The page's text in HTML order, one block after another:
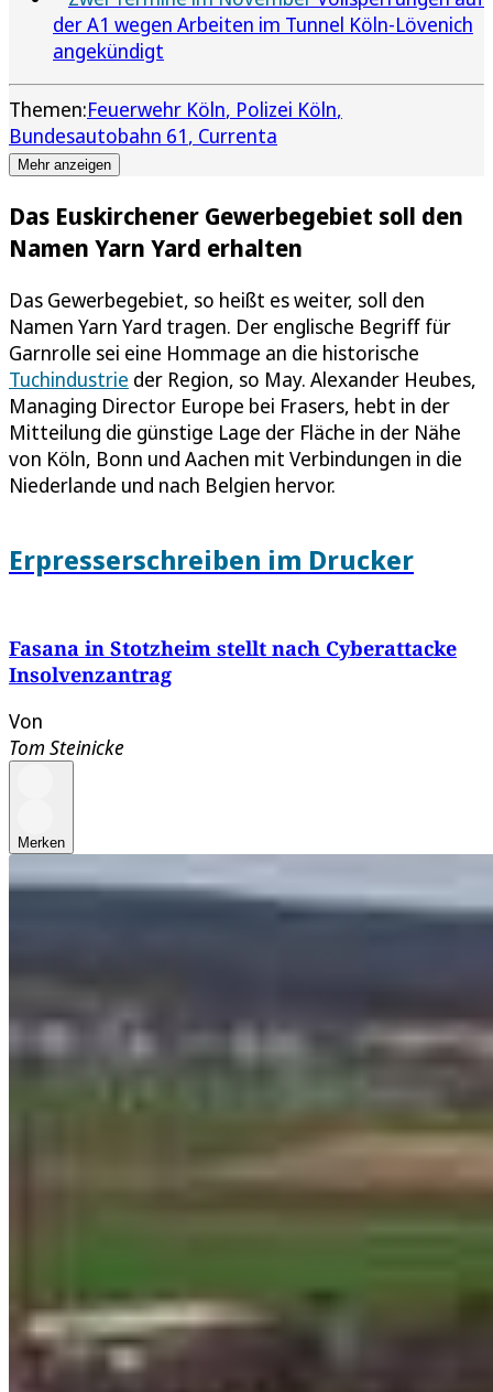
der A1 wegen Arbeiten im Tunnel Köln-Lövenich
angekündigt
Themen:Feuerwehr Köln Polizei Köln
Bundesautobahn 61 Currenta
Mehr anzeigen
Das Euskirchener Gewerbegebiet soll den
Namen Yarn Yard erhalten
Das Gewerbegebiet, so heißt es weiter, soll den
Namen Yarn Yard tragen. Der englische Begriff für
Garnrolle sei eine Hommage an die historische
Tuchindustrie der Region, so May. Alexander Heubes,
Managing Director Europe bei Frasers, hebt in der
Mitteilung die günstige Lage der Fläche in der Nähe
von Köln, Bonn und Aachen mit Verbindungen in die
Niederlande und nach Belgien hervor.
Erpresserschreiben im Drucker
Fasana in Stotzheim stellt nach Cyberattacke
Insolvenzantrag
Von
Tom Steinicke
Merken